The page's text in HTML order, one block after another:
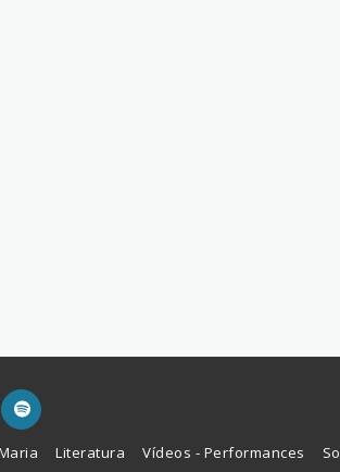
Literatura Vídeos - Performances